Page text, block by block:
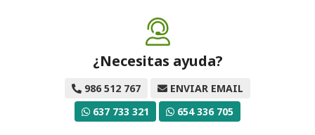
¿Necesitas ayuda?
986 512 767
ENVIAR EMAIL
637 733 321
654 336 705